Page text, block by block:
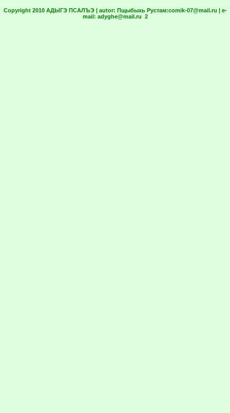
Copyright 2010 АДЫГЭ ПСАЛЪЭ | autor: Пщыбыхь Рустам:comik-07@mail.ru | e-
mail: adyghe@mail.ru 2